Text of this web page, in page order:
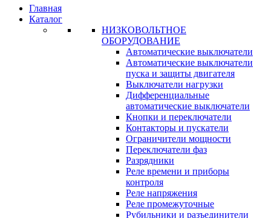
Главная
Каталог
НИЗКОВОЛЬТНОЕ
ОБОРУДОВАНИЕ
Автоматические выключатели
Автоматические выключатели
пуска и защиты двигателя
Выключатели нагрузки
Дифференциальные
автоматические выключатели
Кнопки и переключатели
Контакторы и пускатели
Ограничители мощности
Переключатели фаз
Разрядники
Реле времени и приборы
контроля
Реле напряжения
Реле промежуточные
Рубильники и разъединители